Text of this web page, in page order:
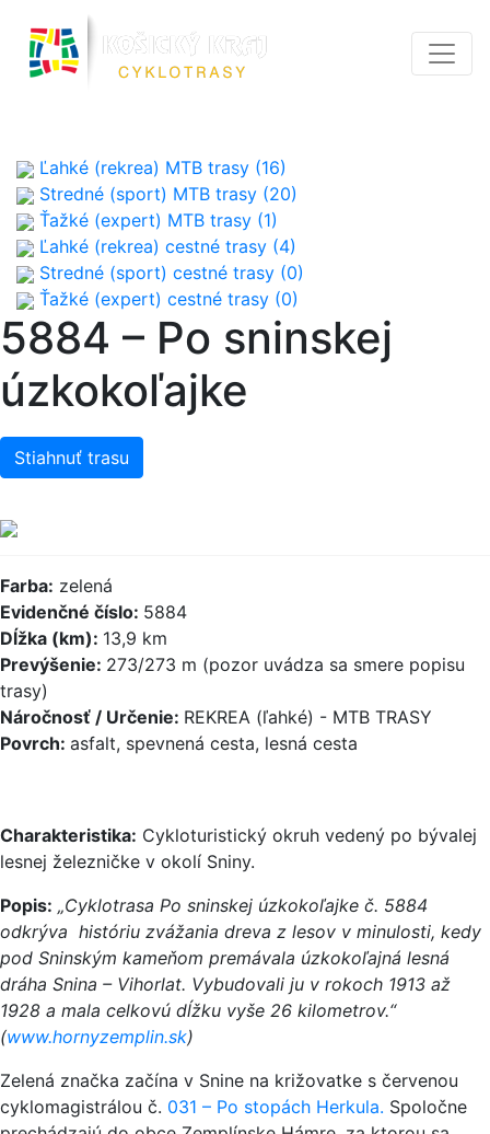
Ľahké (rekrea) MTB trasy (16)
Stredné (sport) MTB trasy (20)
Ťažké (expert) MTB trasy (1)
Ľahké (rekrea) cestné trasy (4)
Stredné (sport) cestné trasy (0)
Ťažké (expert) cestné trasy (0)
5884 – Po sninskej
úzkokoľajke
Stiahnuť trasu
Farba: zelená
Evidenčné číslo: 5884
Dĺžka (km): 13,9 km
Prevýšenie: 273/273 m (pozor uvádza sa smere popisu
trasy)
Náročnosť / Určenie: REKREA (ľahké) - MTB TRASY
Povrch: asfalt, spevnená cesta, lesná cesta
Charakteristika: Cykloturistický okruh vedený po bývalej
lesnej železničke v okolí Sniny.
Popis: „Cyklotrasa Po sninskej úzkokoľajke č. 5884
odkrýva históriu zvážania dreva z lesov v minulosti, kedy
pod Sninským kameňom premávala úzkokoľajná lesná
dráha Snina – Vihorlat. Vybudovali ju v rokoch 1913 až
1928 a mala celkovú dĺžku vyše 26 kilometrov.“
(www.hornyzemplin.sk)
Zelená značka začína v Snine na križovatke s červenou
cyklomagistrálou č. 031 – Po stopách Herkula. Spoločne